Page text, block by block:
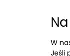
W
Jeśli